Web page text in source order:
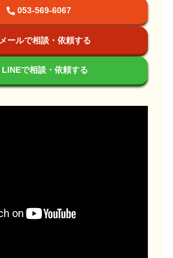
053-569-6067
メールで相談・依頼する
LINEで相談・依頼する